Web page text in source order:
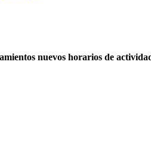
nuevos horarios de